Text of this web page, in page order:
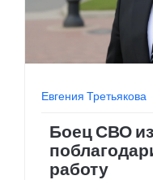
Евгения Третьякова
Боец СВО
работу